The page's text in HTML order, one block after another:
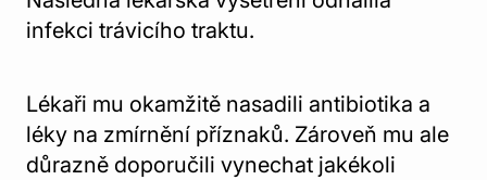
infekci trávicího traktu.
Lékaři mu okamžitě nasadili antibiotika a
léky na zmírnění příznaků. Zároveň mu ale
důrazně doporučili vynechat jakékoli